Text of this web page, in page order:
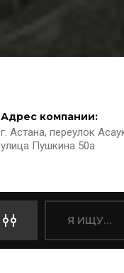
Адрес компании:
г. Астана, переулок
улица Пушкина 50а